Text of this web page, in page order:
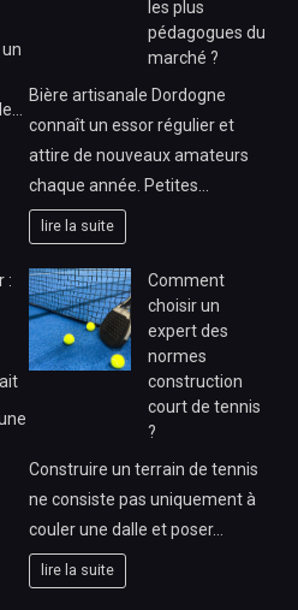
les plus
pédagogues du
marché ?
Bière artisanale Dordogne
connaît un essor régulier et
attire de nouveaux amateurs
chaque année. Petites…
lire la suite
:
Comment
choisir un
expert des
normes
construction
court de tennis
?
Construire un terrain de tennis
ne consiste pas uniquement à
couler une dalle et poser…
lire la suite